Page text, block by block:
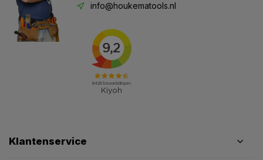
info@houkematools.nl
Klantenservice